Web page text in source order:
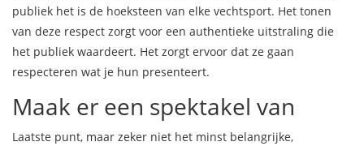
publiek het is de hoeksteen van elke vechtsport. Het tonen
van deze respect zorgt voor een authentieke uitstraling die
het publiek waardeert. Het zorgt ervoor dat ze gaan
respecteren wat je hun presenteert.
Maak er een spektakel van
Laatste punt, maar zeker niet het minst belangrijke,